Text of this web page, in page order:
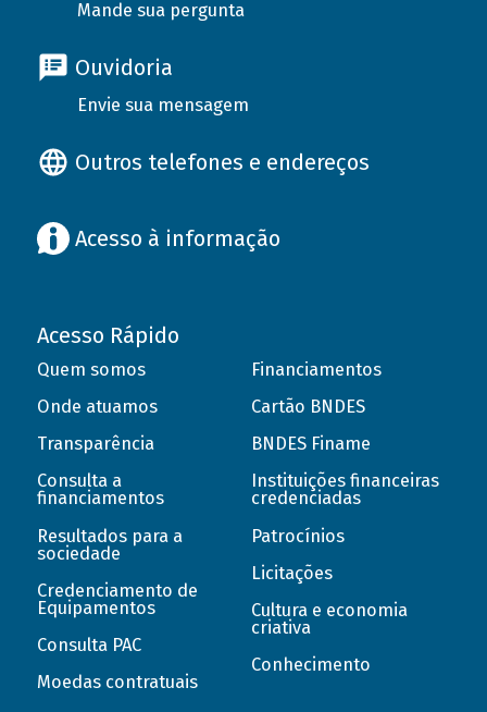
Mande sua pergunta
Ouvidoria
Envie sua mensagem
Outros telefones e endereços
Acesso à informação
Acesso Rápido
Quem somos
Onde atuamos
Transparência
Consulta a
financiamentos
Resultados para a
sociedade
Credenciamento de
Equipamentos
Consulta PAC
Moedas contratuais
Financiamentos
Cartão BNDES
BNDES Finame
Instituições financeiras
credenciadas
Patrocínios
Licitações
Cultura e economia
criativa
Conhecimento